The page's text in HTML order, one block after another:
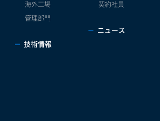
海外工場
管理部門
技術情報
契約社員
ニュース